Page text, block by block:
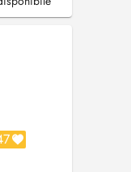
chacun,
la pé...